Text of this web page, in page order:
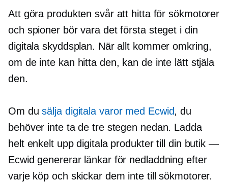
Att göra produkten svår att hitta för sökmotorer
och spioner bör vara det första steget i din
digitala skyddsplan. När allt kommer omkring,
om de inte kan hitta den, kan de inte lätt stjäla
den.
Om dusälja digitala varor med Ecwid, du
behöver inte ta de tre stegen nedan. Ladda
helt enkelt upp digitala produkter till din butik —
Ecwid genererar länkar för nedladdning efter
varje köp och skickar dem inte till sökmotorer.